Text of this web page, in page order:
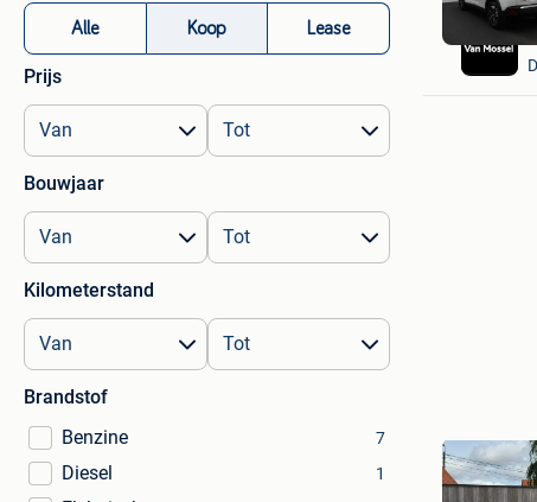
Alle Koop Lease
Prijs
Bouwjaar
Kilometerstand
Brandstof
Benzine
7
Diesel 1